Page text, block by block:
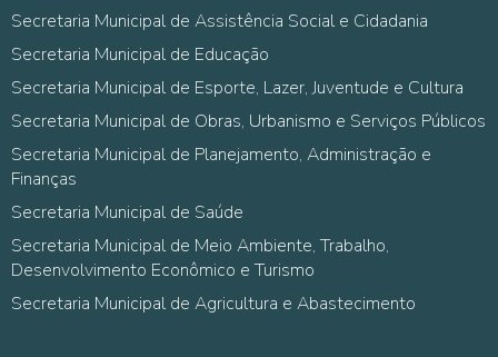
Secretaria Municipal de Assistência Social e Cidadania
Secretaria Municipal de Educação
Secretaria Municipal de Esporte, Lazer, Juventude e Cultura
Secretaria Municipal de Obras, Urbanismo e Serviços Públicos
Secretaria Municipal de Planejamento, Administração e
Finanças
Secretaria Municipal de Saúde
Secretaria Municipal de Meio Ambiente, Trabalho,
Desenvolvimento Econômico e Turismo
Secretaria Municipal de Agricultura e Abastecimento